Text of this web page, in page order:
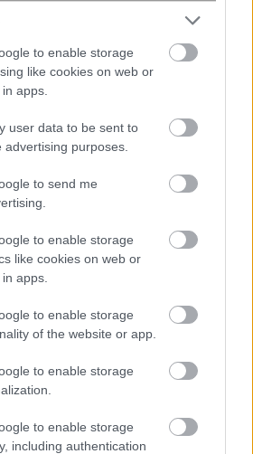
to enable storage
like cookies on web or
apps.
user data to be sent to
purposes.
to send me
to enable storage
like cookies on web or
apps.
to enable storage
of the website or app.
to enable storage
to enable storage
including authentication
ατμόσφαιρά του
καθώς απομακρύνεται
του Google
παραγγελίες